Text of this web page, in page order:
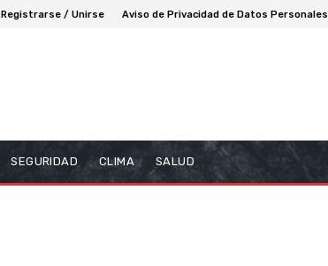
Registrarse / Unirse Aviso de Privacidad de Datos Personales
SEGURIDAD CLIMA SALUD